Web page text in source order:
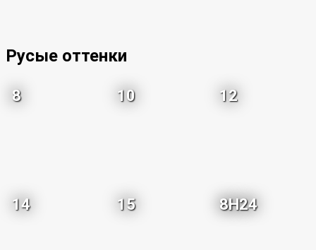
Русые оттенки
8 10 12
14 15 8H24